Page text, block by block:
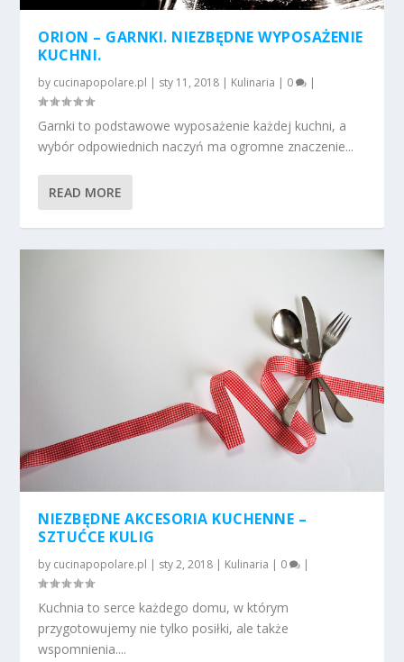
ORION – GARNKI. NIEZBĘDNE WYPOSAŻENIE
KUCHNI.
by cucinapopolare.pl | sty 11, 2018 | Kulinaria | 0 |
Garnki to podstawowe wyposażenie każdej kuchni, a
wybór odpowiednich naczyń ma ogromne znaczenie...
READ MORE
NIEZBĘDNE AKCESORIA KUCHENNE –
SZTUĆCE KULIG
by cucinapopolare.pl | sty 2, 2018 | Kulinaria | 0 |
Kuchnia to serce każdego domu, w którym
przygotowujemy nie tylko posiłki, ale także
wspomnienia....